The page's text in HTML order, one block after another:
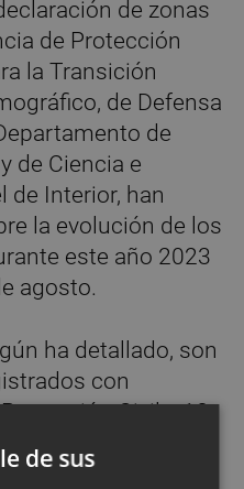
de zonas
de Protección
la Transición
de Defensa
de
de Ciencia e
de Interior, han
la evolución de los
este año 2023
agosto.
ha detallado, son
con
Civil y 18
500 hectáreas
incendios
de sus